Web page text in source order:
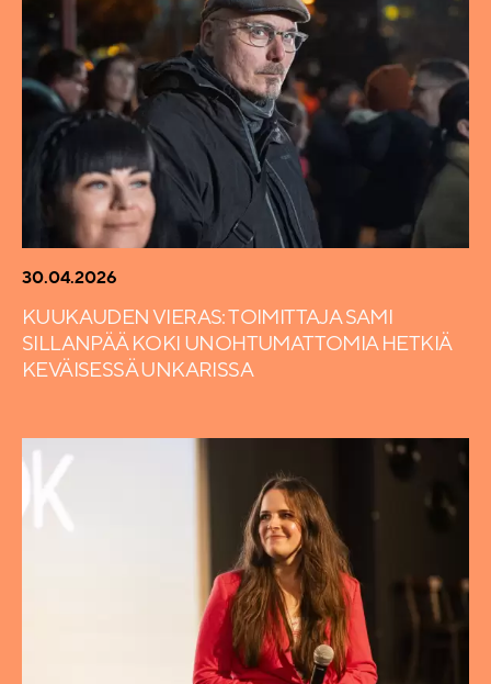
30.04.2026
KUUKAUDEN VIERAS: TOIMITTAJA SAMI
SILLANPÄÄ KOKI UNOHTUMATTOMIA HETKIÄ
KEVÄISESSÄ UNKARISSA